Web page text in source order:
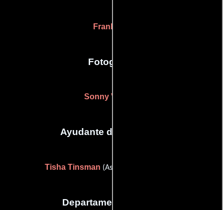
Frank Lisi
Fotografia
Sonny Vellozzi
Ayudante de dirección
Tisha Tinsman (Asistente de dirección)
Departamento de arte